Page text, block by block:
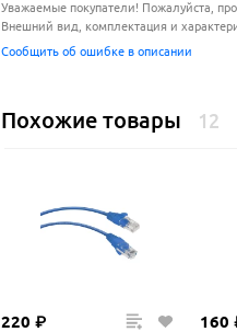
Уважаемые покупатели! Пожалуйста,
Внешний вид, комплектация и
Сообщить об ошибке в описании
Похожие товары 12
220 ₽ 160